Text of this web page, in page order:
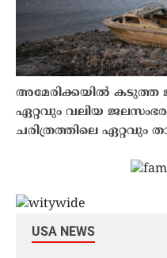
അമേരിക്കയിൽ കടുത്ത
ഏറ്റവും വലിയ
ചരിത്രത്തിലെ ഏറ്റവും
USA NEWS